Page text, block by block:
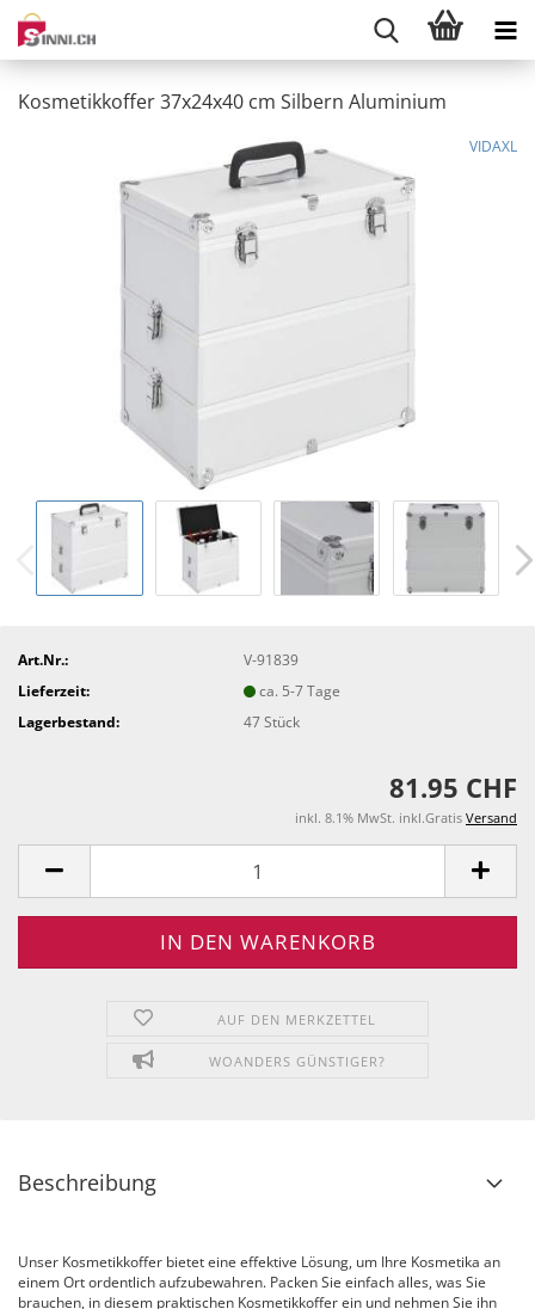
Kosmetikkoffer 37x24x40 cm Silbern Aluminium
VIDAXL
Art.Nr.:
V-91839
Lieferzeit:
ca. 5-7 Tage
Lagerbestand:
47Stück
81.95 CHF
inkl. 8.1% MwSt. inkl.Gratis Versand
AUF DEN MERKZETTEL
WOANDERS GÜNSTIGER?
Beschreibung
Unser Kosmetikkoffer bietet eine effektive Lösung, um Ihre Kosmetika an
einem Ort ordentlich aufzubewahren. Packen Sie einfach alles, was Sie
brauchen, in diesem praktischen Kosmetikkoffer ein und nehmen Sie ihn